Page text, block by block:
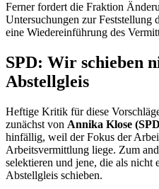
Ferner fordert die Fraktion
Untersuchungen zur Feststellung
eine Wiedereinführung des
SPD: Wir schieben
Abstellgleis
Heftige Kritik für diese
zunächst von Annika Klose
hinfällig, weil der Fokus der
Arbeitsvermittlung liege. Zum
selektieren und jene, die als nicht
Abstellgleis schieben.